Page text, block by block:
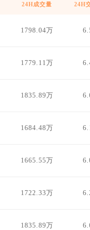
24H成交量 24H
1798.04万
1779.11万
1835.89万
1684.48万
1665.55万
1722.33万
1835.89万